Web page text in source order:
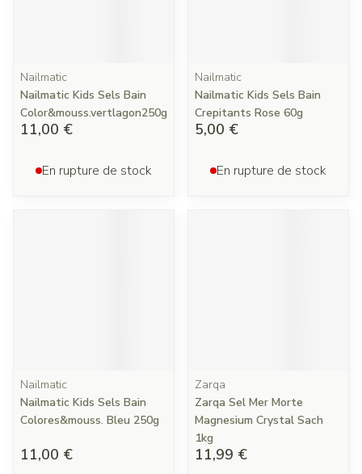
Nailmatic
Nailmatic Kids Sels Bain
Color&mouss.vertlagon250g
11,00 €
En rupture de stock
Nailmatic
Nailmatic Kids Sels Bain
Crepitants Rose 60g
5,00 €
En rupture de stock
Nailmatic
Nailmatic Kids Sels Bain
Colores&mouss. Bleu 250g
11,00 €
Zarqa
Zarqa Sel Mer Morte
Magnesium Crystal Sach
1kg
11,99 €